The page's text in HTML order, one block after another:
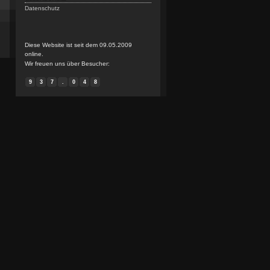
Datenschutz
Diese Website ist seit dem 09.05.2009
online.
Wir freuen uns über Besucher:
9 3 7 . 0 4 8